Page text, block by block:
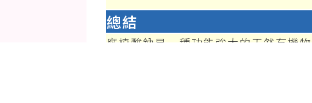
總結
腐植酸鈉是一種功能強大的天然有機